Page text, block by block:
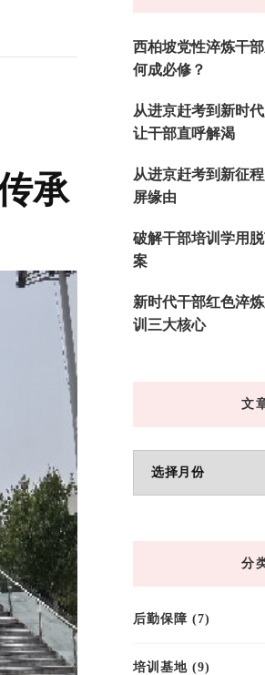
承
西柏坡党性淬炼干
何成必修？
从进京赶考到新时
让干部直呼解渴
从进京赶考到新征
屏缘由
破解干部培训学用
案
新时代干部红色淬
训三大核心
文
章
分
后勤保障 (7)
培训基地 (9)